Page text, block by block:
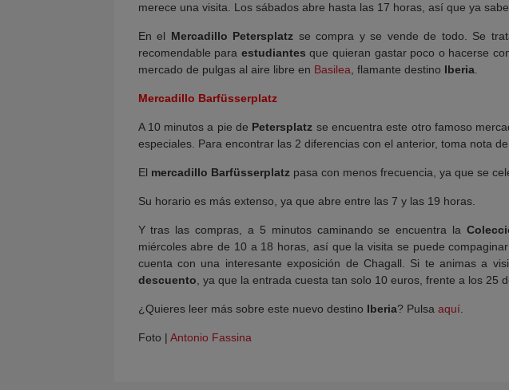
merece una visita. Los sábados abre hasta las 17 horas, así que ya
En el Mercadillo Petersplatz se compra y se vende de todo. Se
recomendable para estudiantes que quieran gastar poco o hacerse
mercado de pulgas al aire libre en Basilea , flamante destino Iberia.
Mercadillo Barfüsserplatz
A 10 minutos a pie de Petersplatz se encuentra este otro famoso
especiales. Para encontrar las 2 diferencias con el anterior, toma nota
El mercadillo Barfüsserplatz pasa con menos frecuencia, ya que se
Su horario es más extenso, ya que abre entre las 7 y las 19 horas.
Y tras las compras, a 5 minutos caminando se encuentra la
miércoles abre de 10 a 18 horas, así que la visita se puede
cuenta con una interesante exposición de Chagall. Si te animas a
descuento , ya que la entrada cuesta tan solo 10 euros, frente a los 25
¿Quieres leer más sobre este nuevo destino Iberia? Pulsa aquí.
Foto | Antonio Fassina